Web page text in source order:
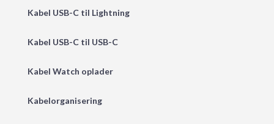
Kabel USB-C til Lightning
Kabel USB-C til USB-C
Kabel Watch oplader
Kabelorganisering